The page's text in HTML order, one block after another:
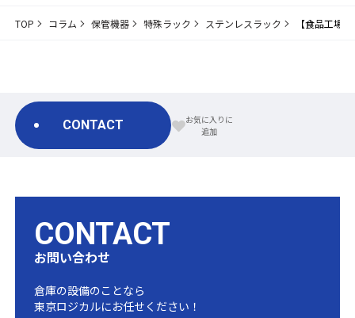
TOP コラム 保管機器 特殊ラック ステンレスラック 【食品工場
CONTACT
CONTACT
お問い合わせ
倉庫の設備のことなら
東京ロジカルにお任せください！